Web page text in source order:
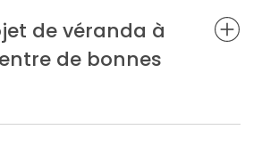
de véranda à
de bonnes